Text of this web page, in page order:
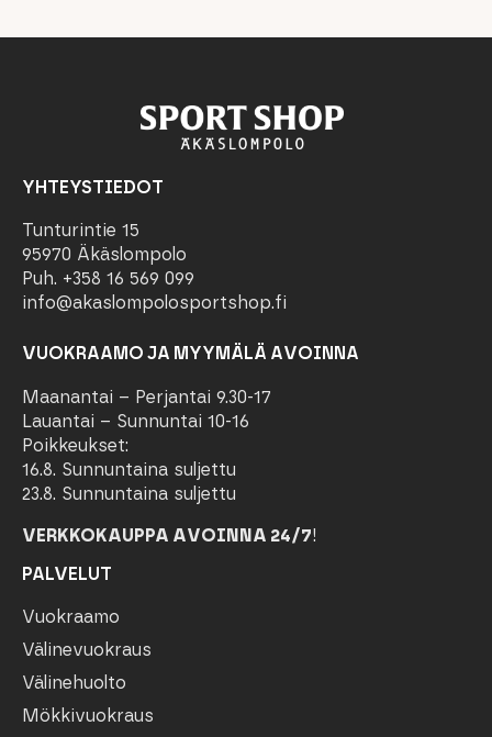
YHTEYSTIEDOT
Tunturintie 15
95970 Äkäslompolo
Puh. +358 16 569 099
info@akaslompolosportshop.fi
VUOKRAAMO JA MYYMÄLÄ AVOINNA
Maanantai – Perjantai 9.30-17
Lauantai – Sunnuntai 10-16
Poikkeukset:
16.8. Sunnuntaina suljettu
23.8. Sunnuntaina suljettu
VERKKOKAUPPA AVOINNA 24/7!
PALVELUT
Vuokraamo
Välinevuokraus
Välinehuolto
Mökkivuokraus